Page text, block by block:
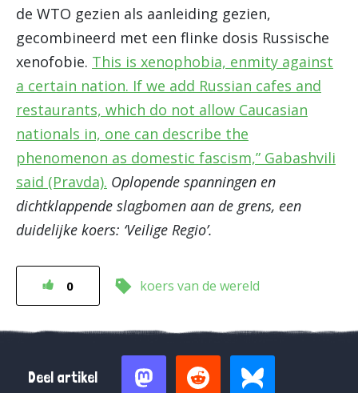
de WTO gezien als aanleiding gezien,
gecombineerd met een flinke dosis Russische
xenofobie. This is xenophobia, enmity against
a certain nation. If we add Russian cafes and
restaurants, which do not allow Caucasian
nationals in, one can describe the
phenomenon as domestic fascism,” Gabashvili
said (Pravda). Oplopende spanningen en
dichtklappende slagbomen aan de grens, een
duidelijke koers: ‘Veilige Regio’.
0 koers van de wereld
Deel artikel